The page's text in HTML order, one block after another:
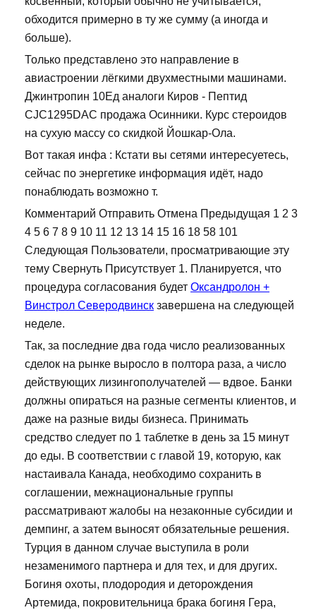
обходится примерно в ту же сумму (а иногда и
больше).
Только представлено это направление в
авиастроении лёгкими двухместными машинами.
Джинтропин 10Ед аналоги Киров - Пептид
CJC1295DAC продажа Осинники. Курс стероидов
на сухую массу со скидкой Йошкар-Ола.
Вот такая инфа : Кстати вы сетями интересуетесь,
сейчас по энергетике информация идёт, надо
понаблюдать возможно т.
Комментарий Отправить Отмена Предыдущая 1 2 3
4 5 6 7 8 9 10 11 12 13 14 15 16 18 58 101
Следующая Пользователи, просматривающие эту
тему Свернуть Присутствует 1. Планируется, что
процедура согласования будет Оксандролон +
Винстрол Северодвинск завершена на следующей
неделе.
Так, за последние два года число реализованных
сделок на рынке выросло в полтора раза, а число
действующих лизингополучателей — вдвое. Банки
должны опираться на разные сегменты клиентов, и
даже на разные виды бизнеса. Принимать
средство следует по 1 таблетке в день за 15 минут
до еды. В соответствии с главой 19, которую, как
настаивала Канада, необходимо сохранить в
соглашении, межнациональные группы
рассматривают жалобы на незаконные субсидии и
демпинг, а затем выносят обязательные решения.
Турция в данном случае выступила в роли
незаменимого партнера и для тех, и для других.
Богиня охоты, плодородия и деторождения
Артемида, покровительница брака богиня Гера,